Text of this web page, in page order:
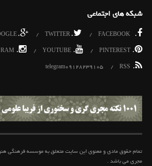
شبکه های اجتماعی
.
FACEBOOK
.
TWITTER
.
.
PINTEREST
.
YOUTUBE
.
.
RSS
telegram09128239105
تمام حقوق مادی و معنوی این سایت متعلق به موسسه فرهنگی
مجری می باشد .